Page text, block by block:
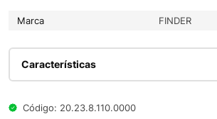
Marca FINDER
Características
Código: 20.23.8.110.0000